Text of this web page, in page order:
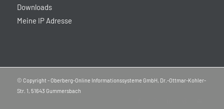
Downloads
Meine IP Adresse
© Copyright - Oberberg-Online Informationssysteme GmbH, Dr.-Ottmar-Kohler-
Str. 1, 51643 Gummersbach